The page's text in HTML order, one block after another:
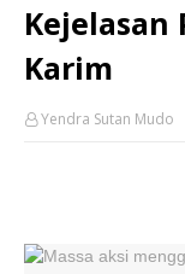
Kejelasan
Karim
Yendra Sutan Mudo